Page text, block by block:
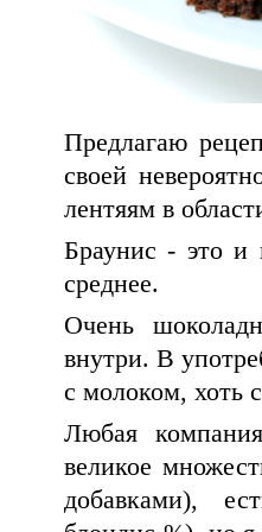
Предлагаю
своей
лентяям в
Браунис - это и
среднее.
Очень
внутри. В
с молоком, хоть
Любая
великое
добавками),